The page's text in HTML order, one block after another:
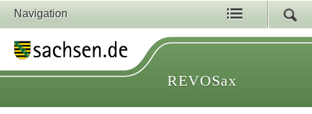
Navigation
REVOSax